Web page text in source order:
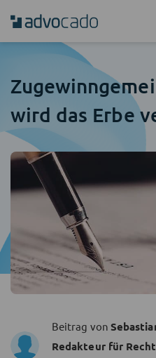
wird das Erbe
Beitrag von
Redakteur für